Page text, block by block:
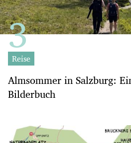
Reise
Almsommer in Salzburg:
Bilderbuch